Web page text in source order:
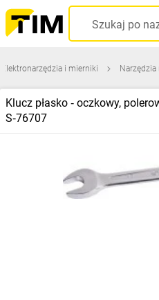
Elektronarzędzia i mierniki Narzędzia
Klucz płasko ‑ oczkowy,
S‑76707